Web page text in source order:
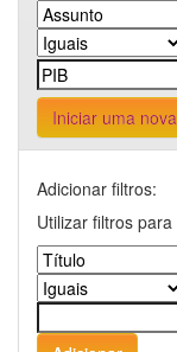
Iniciar uma
Adicionar filtros:
Utilizar filtros